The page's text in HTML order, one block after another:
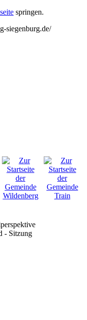
springen.
siegenburg.de/